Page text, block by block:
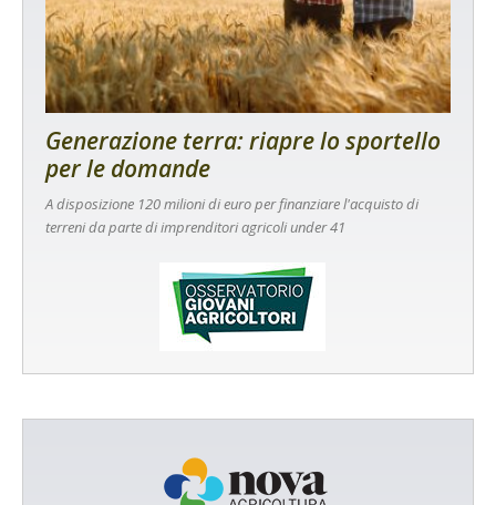
Generazione terra: riapre lo sportello
per le domande
A disposizione 120 milioni di euro per finanziare l'acquisto di
terreni da parte di imprenditori agricoli under 41